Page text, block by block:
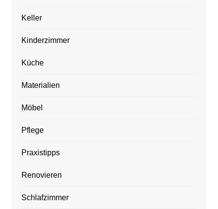
Keller
Kinderzimmer
Küche
Materialien
Möbel
Pflege
Praxistipps
Renovieren
Schlafzimmer